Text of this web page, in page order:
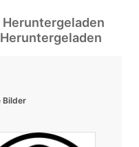
Heruntergeladen
Bilder